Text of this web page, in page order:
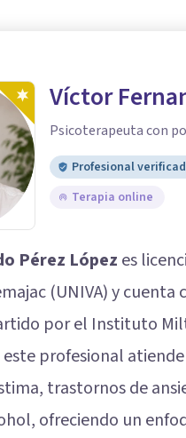
Víctor
Psicoterapeuta con
Profesional
Terapia online
Pérez López es
(UNIVA) y
por el Instituto
profesional
trastornos de
ofreciendo un